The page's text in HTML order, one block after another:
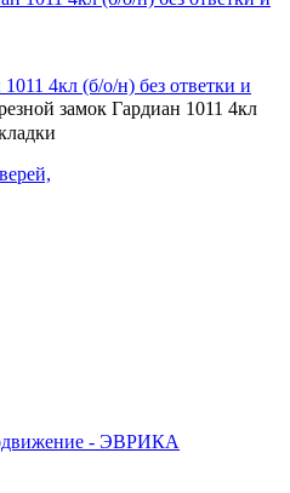
4кл (б/о/н) без ответки и
замок Гардиан 1011 4кл
- ЭВРИКА